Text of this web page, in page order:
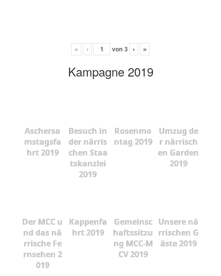
« ‹ von 3 › »
Kampagne 2019
Aschersa
mstagsfa
hrt 2019
Besuch in
der närris
chen Staa
tskanzlei
2019
Rosenmo
ntag 2019
Umzug de
r närrisch
en Garden
2019
Der MCC u
nd das nä
rrische Fe
rnsehen 2
019
Kappenfa
hrt 2019
Gemeinsc
haftssitzu
ng MCC-M
CV 2019
Unsere nä
rrischen G
äste 2019